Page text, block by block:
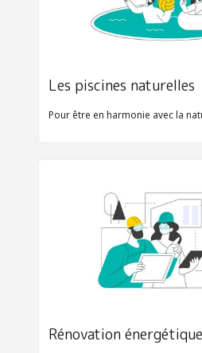
Les piscines naturelles
Pour être en harmonie avec la
Rénovation énergétique